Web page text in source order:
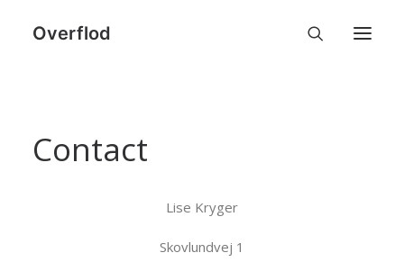
Overflod
Contact
Lise Kryger
Skovlundvej 1